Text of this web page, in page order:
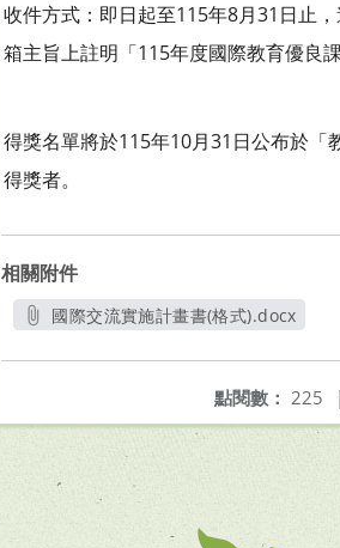
收件方式：即日起至115年8月31日止
箱主旨上註明「115年度國際教育優良
得獎名單將於115年10月31日公布於
得獎者。
相關附件
國際交流實施計畫書(格式).docx
點閱數： 225 |